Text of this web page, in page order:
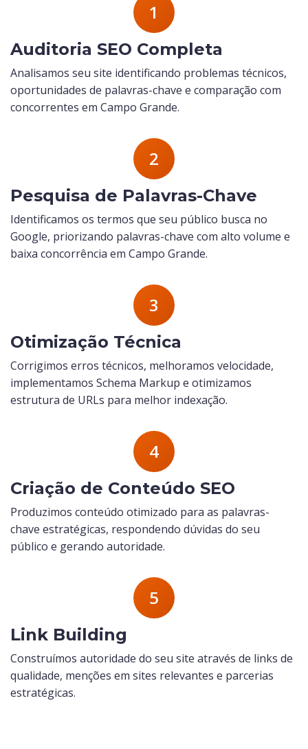
1
Auditoria SEO Completa
Analisamos seu site identificando problemas técnicos,
oportunidades de palavras-chave e comparação com
concorrentes em Campo Grande.
2
Pesquisa de Palavras-Chave
Identificamos os termos que seu público busca no
Google, priorizando palavras-chave com alto volume e
baixa concorrência em Campo Grande.
3
Otimização Técnica
Corrigimos erros técnicos, melhoramos velocidade,
implementamos Schema Markup e otimizamos
estrutura de URLs para melhor indexação.
4
Criação de Conteúdo SEO
Produzimos conteúdo otimizado para as palavras-
chave estratégicas, respondendo dúvidas do seu
público e gerando autoridade.
5
Link Building
Construímos autoridade do seu site através de links de
qualidade, menções em sites relevantes e parcerias
estratégicas.